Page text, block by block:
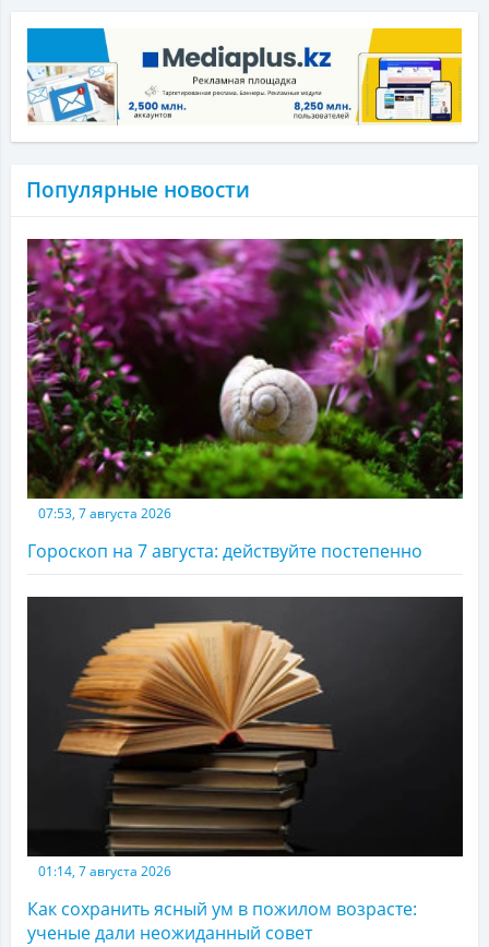
Популярные новости
07:53, 7 августа 2026
Гороскоп на 7 августа: действуйте постепенно
01:14, 7 августа 2026
Как сохранить ясный ум в пожилом возрасте:
ученые дали неожиданный совет